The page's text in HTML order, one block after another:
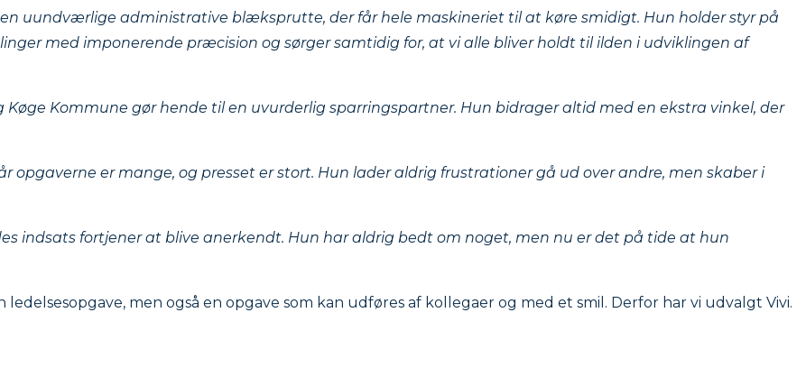
uundværlige administrative blæksprutte, der får hele maskineriet til at køre smidigt. Hun holder styr på
med imponerende præcision og sørger samtidig for, at vi alle bliver holdt til ilden i udviklingen af
Kommune gør hende til en uvurderlig sparringspartner. Hun bidrager altid med en ekstra vinkel, der
opgaverne er mange, og presset er stort. Hun lader aldrig frustrationer gå ud over andre, men skaber i
indsats fortjener at blive anerkendt. Hun har aldrig bedt om noget, men nu er det på tide at hun
men også en opgave som kan udføres af kollegaer og med et smil. Derfor har vi udvalgt Vivi.